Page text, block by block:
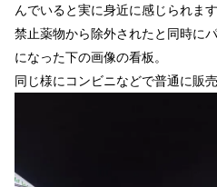
んでいると実に身近に感じられます
禁止薬物から除外されたと同時に
になった下の画像の看板。
同じ様にコンビニなどで普通に販